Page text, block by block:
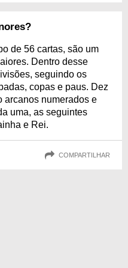
de 56 cartas, são um
Dentro desse
seguindo os
copas e paus. Dez
arcanos numerados e
uma, as seguintes
e Rei.
COMPARTILHAR